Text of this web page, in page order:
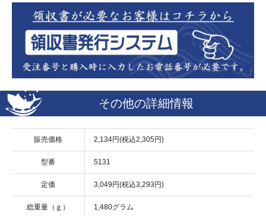
その他の詳細情報
販売価格 2,134円(税込2,305円)
型番 5131
定価 3,049円(税込3,293円)
総重量（ｇ） 1,480グラム